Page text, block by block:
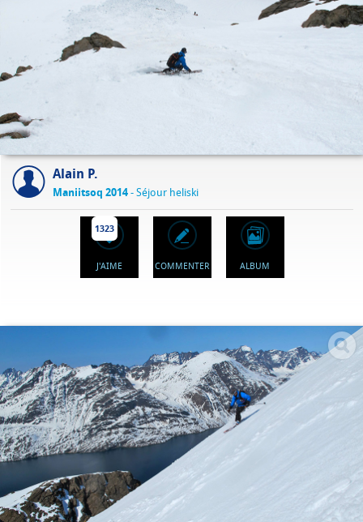
Alain P.
Maniitsoq 2014- Séjour heliski
1323
J'AIME COMMENTER ALBUM